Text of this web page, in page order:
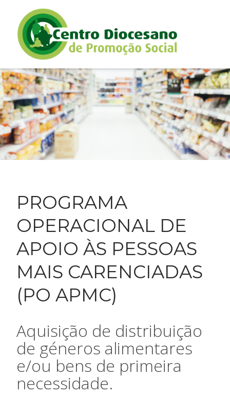
PROGRAMA
OPERACIONAL DE
APOIO ÀS PESSOAS
MAIS CARENCIADAS
(PO APMC)
Aquisição de distribuição
de géneros alimentares
e/ou bens de primeira
necessidade.